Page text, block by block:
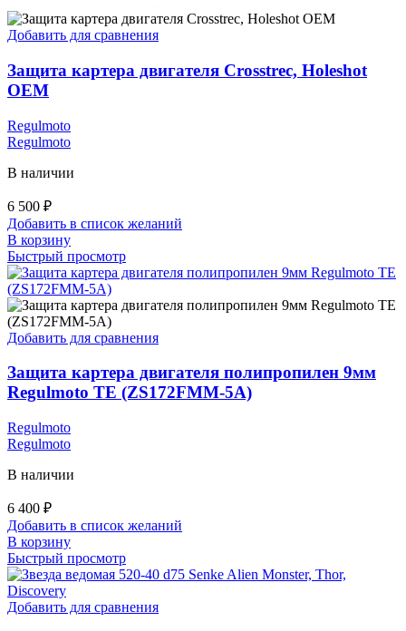
Добавить для сравнения
Защита картера двигателя Crosstrec, Holeshot
OEM
Regulmoto
Regulmoto
В наличии
6 500 ₽
Добавить в список желаний
В корзину
Быстрый просмотр
Добавить для сравнения
Защита картера двигателя полипропилен 9мм
Regulmoto TE (ZS172FMM-5A)
Regulmoto
Regulmoto
В наличии
6 400 ₽
Добавить в список желаний
В корзину
Быстрый просмотр
Добавить для сравнения